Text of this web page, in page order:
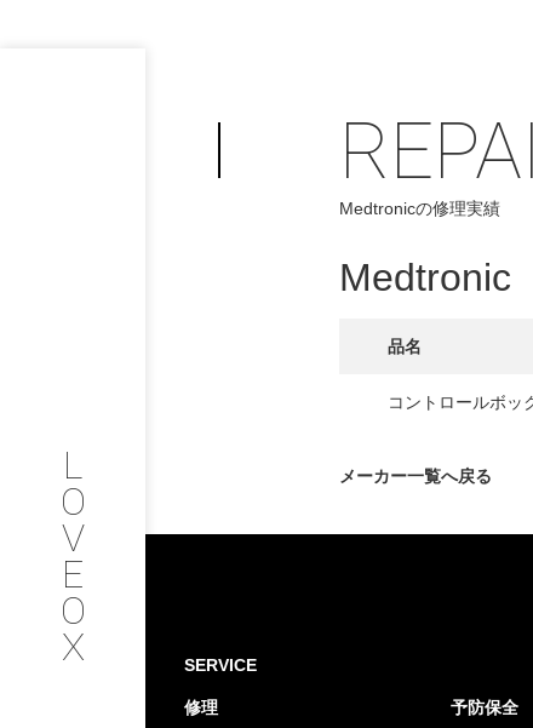
L
O
V
E
O
X
フィロソフィー
COMPANY
PROFILE
SERVICE
INTERVIEW
お問い合わせ /
Medtronicの修理実績
Medtronic
品名
コントロールボッ
メーカー一覧へ戻る
SERVICE
修理 予防保全